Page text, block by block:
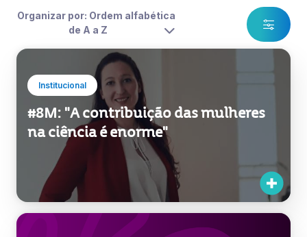
Organizar por: Ordem alfabética
de A a Z
Institucional
#8M: "A contribuição das mulheres
na ciência é enorme"